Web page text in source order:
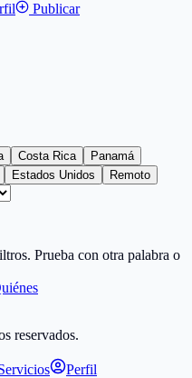
Publicar
Costa Rica
Panamá
Estados Unidos Remoto
Prueba con otra palabra o
reservados.
Perfil